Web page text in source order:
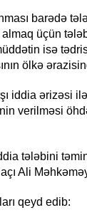
barədə
üçün
isə
ölkə
iddia ərizəsi
verilməsi
tələbini
Ali
qeyd edib: